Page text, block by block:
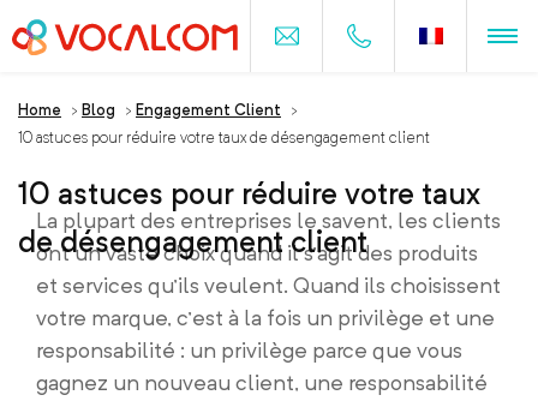
Home > Blog > Engagement Client
>
10 astuces pour réduire votre taux de désengagement client
10 astuces pour réduire votre taux
de désengagement client
La plupart des entreprises le savent, les clients
ont un vaste choix quand il s’agit des produits
et services qu’ils veulent. Quand ils choisissent
votre marque, c’est à la fois un privilège et une
responsabilité : un privilège parce que vous
gagnez un nouveau client, une responsabilité